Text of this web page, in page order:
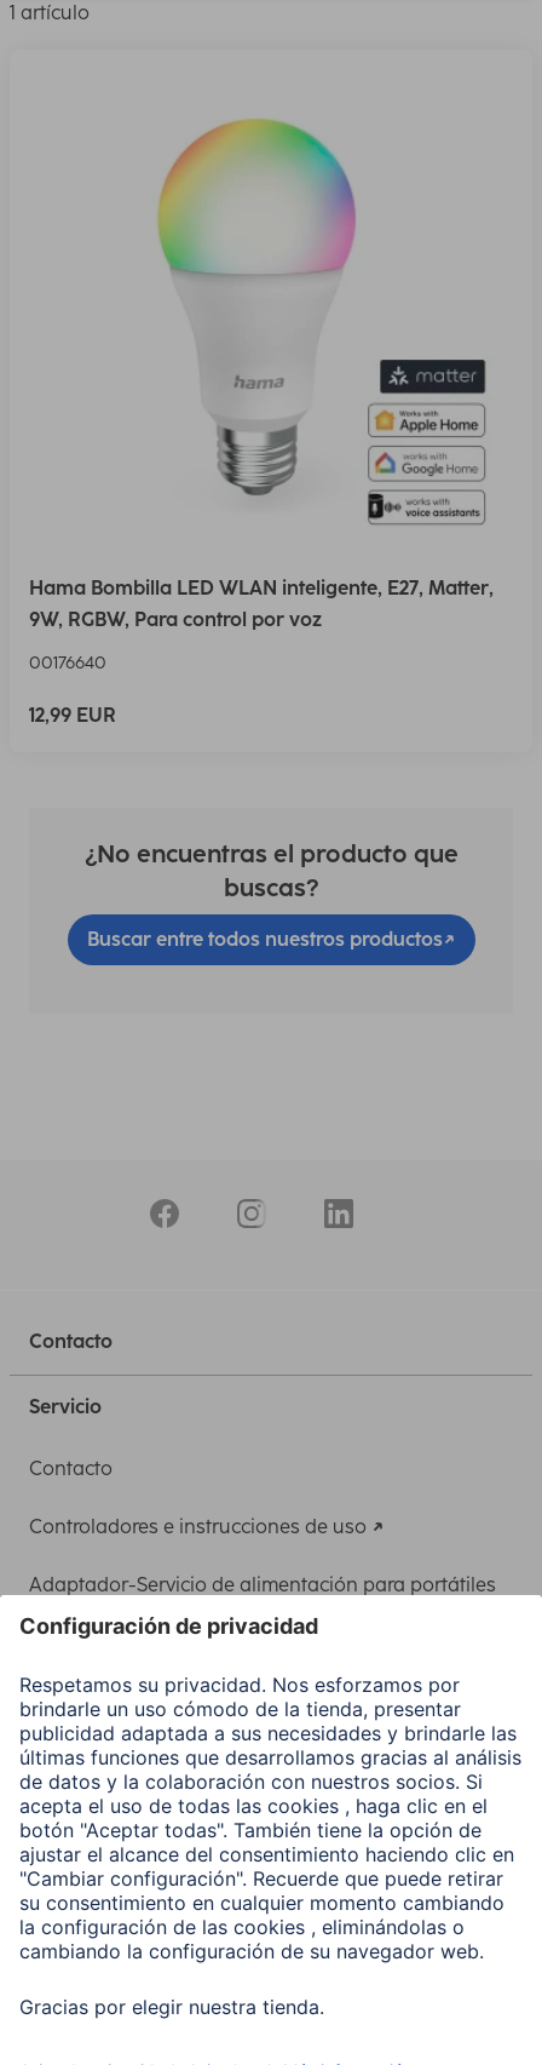
1 artículo
Hama Bombilla LED WLAN inteligente, E27, Matter,
9W, RGBW, Para control por voz
00176640
12,99 EUR
¿No encuentras el producto que
buscas?
Buscar entre todos nuestros productos
Contacto
Servicio
Contacto
Controladores e instrucciones de uso
Adaptador-Servicio de alimentación para portátiles
Clientes online
Conviértete en distribuidor
Compañía
Historia de la empresa
Hama en todo el Mundo
Sostenibilidad